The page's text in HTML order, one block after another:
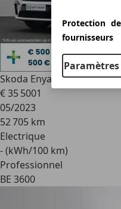
Protection
fournisseurs
Skoda Enyaq
iV 80 - 82
€ 35 5001
05/2023
52 705 km
Electrique
- (kWh/100 km)
Professionnel
BE 3600